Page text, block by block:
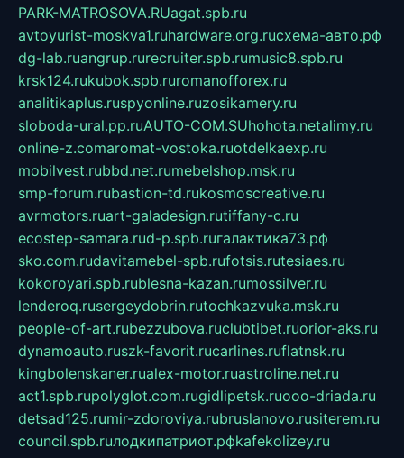
PARK-MATROSOVA.RUagat.spb.ru
avtoyurist-moskva1.ruhardware.org.ruсхема-авто.рф
dg-lab.ruangrup.rurecruiter.spb.rumusic8.spb.ru
krsk124.rukubok.spb.ruromanofforex.ru
analitikaplus.ruspyonline.ruzosikamery.ru
sloboda-ural.pp.ruAUTO-COM.SUhohota.netalimy.ru
online-z.comaromat-vostoka.ruotdelkaexp.ru
mobilvest.rubbd.net.rumebelshop.msk.ru
smp-forum.rubastion-td.rukosmoscreative.ru
avrmotors.ruart-galadesign.rutiffany-c.ru
ecostep-samara.rud-p.spb.ruгалактика73.рф
sko.com.rudavitamebel-spb.rufotsis.rutesiaes.ru
kokoroyari.spb.rublesna-kazan.rumossilver.ru
lenderoq.rusergeydobrin.rutochkazvuka.msk.ru
people-of-art.rubezzubova.ruclubtibet.ruorior-aks.ru
dynamoauto.ruszk-favorit.rucarlines.ruflatnsk.ru
kingbolenskaner.rualex-motor.ruastroline.net.ru
act1.spb.rupolyglot.com.rugidlipetsk.ruooo-driada.ru
detsad125.rumir-zdoroviya.rubruslanovo.rusiterem.ru
council.spb.ruлодкипатриот.рфkafekolizey.ru